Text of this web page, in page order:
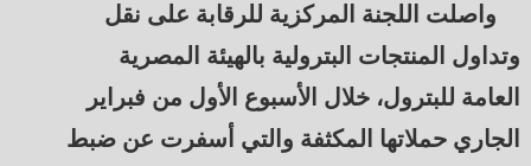
واصلت اللجنة المركزية للرقابة على نقل
وتداول المنتجات البترولية بالهيئة المصرية
العامة للبترول، خلال الأسبوع الأول من فبراير
الجاري حملاتها المكثفة والتي أسفرت عن ضبط